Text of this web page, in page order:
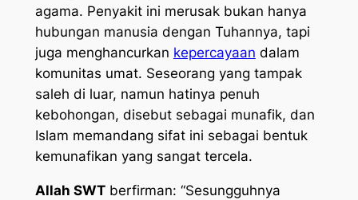
agama. Penyakit ini merusak bukan hanya
hubungan manusia dengan Tuhannya, tapi
juga menghancurkan kepercayaan dalam
komunitas umat. Seseorang yang tampak
saleh di luar, namun hatinya penuh
kebohongan, disebut sebagai munafik, dan
Islam memandang sifat ini sebagai bentuk
kemunafikan yang sangat tercela.
Allah SWTberfirman: “Sesungguhnya